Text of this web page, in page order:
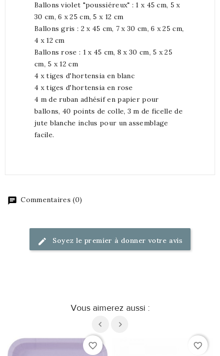
Ballons violet "poussiéreux" : 1 x 45 cm, 5 x
30 cm, 6 x 25 cm, 5 x 12 cm
Ballons gris : 2 x 45 cm, 7 x 30 cm, 6 x 25 cm,
4 x 12 cm
Ballons rose : 1 x 45 cm, 8 x 30 cm, 5 x 25
cm, 5 x 12 cm
4 x tiges d'hortensia en blanc
4 x tiges d'hortensia en rose
4 m de ruban adhésif en papier pour
ballons, 40 points de colle, 3 m de ficelle de
jute blanche inclus pour un assemblage
facile.
Commentaires (0)
Soyez le premier à donner votre avis
Vous aimerez aussi :
favorite_border favorite_border